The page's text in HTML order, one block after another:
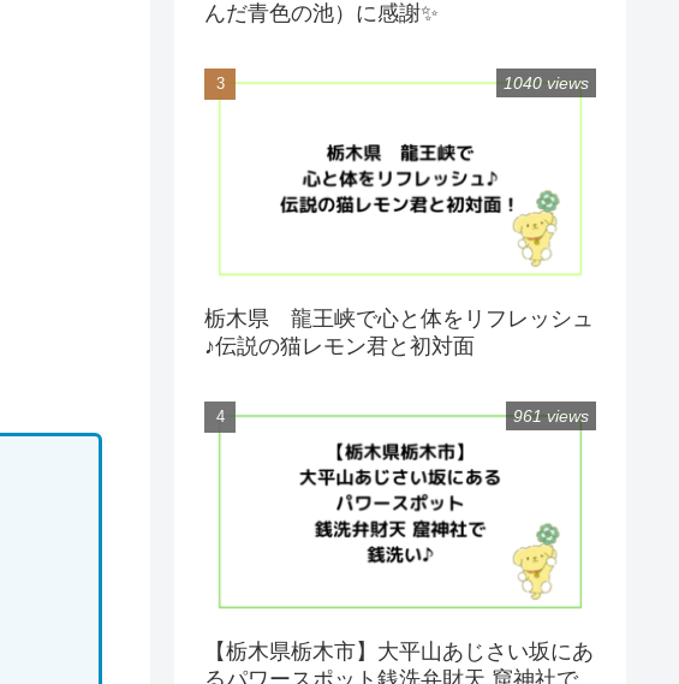
んだ青色の池）に感謝✨
栃木県 龍王峡で心と体をリフレッシュ
♪伝説の猫レモン君と初対面
1040 views
【栃木県栃木市】大平山あじさい坂にあ
961 views